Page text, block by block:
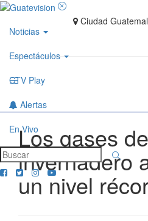
Noticias
Espectáculos
GTV Play
Alertas
En Vivo
Ciudad
Los gases
invernadero
un nivel